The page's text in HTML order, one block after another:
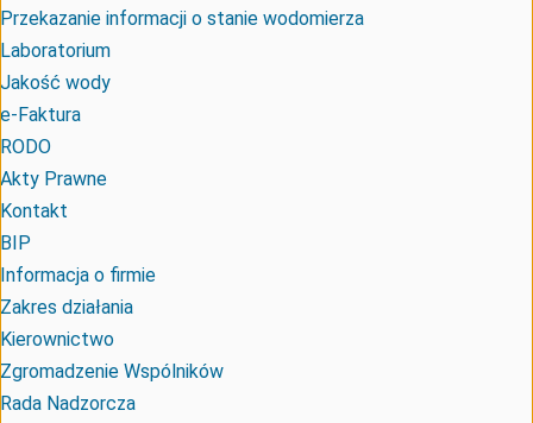
Przekazanie informacji o stanie wodomierza
Laboratorium
Jakość wody
e-Faktura
RODO
Akty Prawne
Kontakt
BIP
Informacja o firmie
Zakres działania
Kierownictwo
Zgromadzenie Wspólników
Rada Nadzorcza